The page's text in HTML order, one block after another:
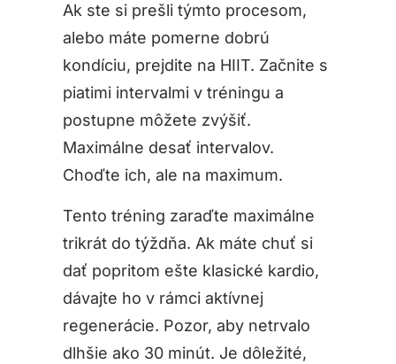
Ak ste si prešli týmto procesom,
alebo máte pomerne dobrú
kondíciu, prejdite na HIIT. Začnite s
piatimi intervalmi v tréningu a
postupne môžete zvýšiť.
Maximálne desať intervalov.
Choďte ich, ale na maximum.
Tento tréning zaraďte maximálne
trikrát do týždňa. Ak máte chuť si
dať popritom ešte klasické kardio,
dávajte ho v rámci aktívnej
regenerácie. Pozor, aby netrvalo
dlhšie ako 30 minút. Je dôležité,